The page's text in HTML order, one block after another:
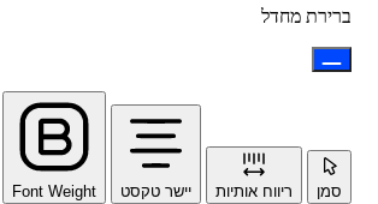
ברירת מחדל
סמן ריווח אותיות יישר טקסט Font Weight